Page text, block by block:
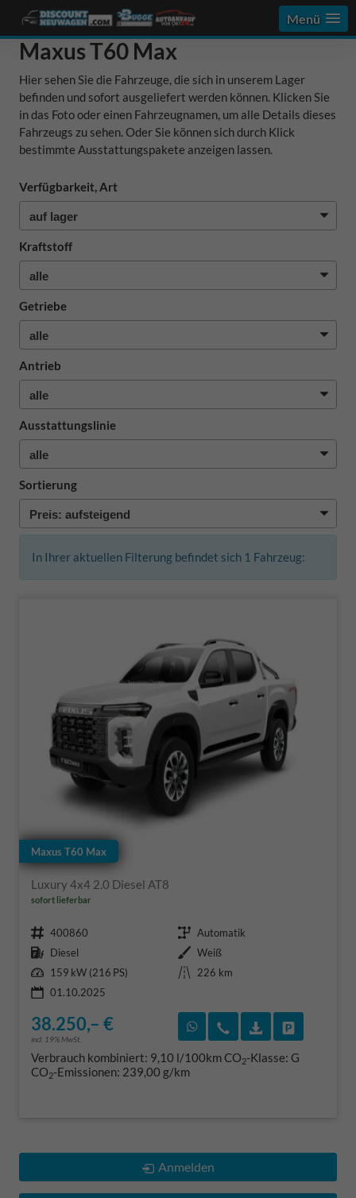
Menü
Maxus T60 Max
Hier sehen Sie die Fahrzeuge, die sich in unserem Lager
befinden und sofort ausgeliefert werden können. Klicken Sie
in das Foto oder einen Fahrzeugnamen, um alle Details dieses
Fahrzeugs zu sehen. Oder Sie können sich durch Klick
bestimmte Ausstattungspakete anzeigen lassen.
Verfügbarkeit, Art
Kraftstoff
Getriebe
Antrieb
Ausstattungslinie
Sortierung
In Ihrer aktuellen Filterung befindet sich 1 Fahrzeug:
Maxus T60 Max
Luxury 4x4 2.0 Diesel AT8
sofort lieferbar
Fahrzeugnr. 400860 Getriebe Automatik
Kraftstoff Diesel Außenfarbe Weiß
Leistung 159 kW (216 PS) Kilometerstand
226 km
01.10.2025
38.250,– €
incl. 19% MwSt.
Rückruf vereinbaren
Wir rufen Sie an
Verbrauch kombiniert: 9,10 l/100kmCO2-Klasse: G
CO2-Emissionen: 239,00 g/km
Anmelden